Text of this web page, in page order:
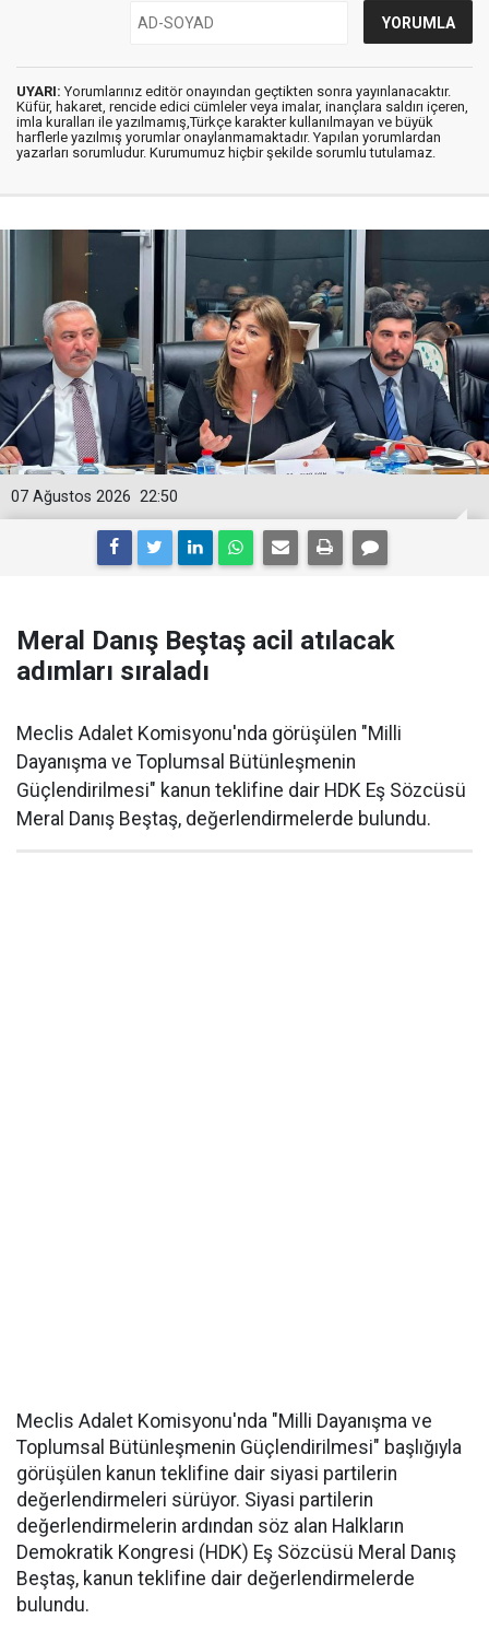
UYARI: Yorumlarınız editör onayından geçtikten sonra yayınlanacaktır.
Küfür, hakaret, rencide edici cümleler veya imalar, inançlara saldırı içeren,
imla kuralları ile yazılmamış,Türkçe karakter kullanılmayan ve büyük
harflerle yazılmış yorumlar onaylanmamaktadır. Yapılan yorumlardan
yazarları sorumludur. Kurumumuz hiçbir şekilde sorumlu tutulamaz.
22:50
07 Ağustos 2026
Meral Danış Beştaş acil atılacak
adımları sıraladı
Meclis Adalet Komisyonu'nda görüşülen "Milli
Dayanışma ve Toplumsal Bütünleşmenin
Güçlendirilmesi" kanun teklifine dair HDK Eş Sözcüsü
Meral Danış Beştaş, değerlendirmelerde bulundu.
Meclis Adalet Komisyonu'nda "Milli Dayanışma ve
Toplumsal Bütünleşmenin Güçlendirilmesi" başlığıyla
görüşülen kanun teklifine dair siyasi partilerin
değerlendirmeleri sürüyor. Siyasi partilerin
değerlendirmelerin ardından söz alan Halkların
Demokratik Kongresi (HDK) Eş Sözcüsü Meral Danış
Beştaş, kanun teklifine dair değerlendirmelerde
bulundu.